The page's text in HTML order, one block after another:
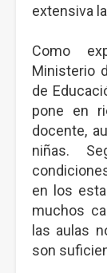
extensiva
Como
Ministerio
de
pone en
docente,
niñas.
en los
muchos
las aulas
son